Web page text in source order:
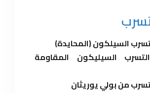
السيلكون (المحايدة)
السيليكون المقاومة
من بولي يوريثان